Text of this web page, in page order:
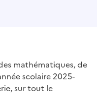
mathématiques, de
scolaire 2025-
sur tout le